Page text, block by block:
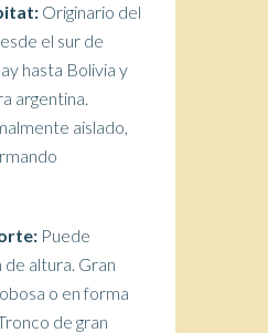
Originario del
el sur de
hasta Bolivia y
argentina.
aislado,
Puede
de altura. Gran
o en forma
de gran